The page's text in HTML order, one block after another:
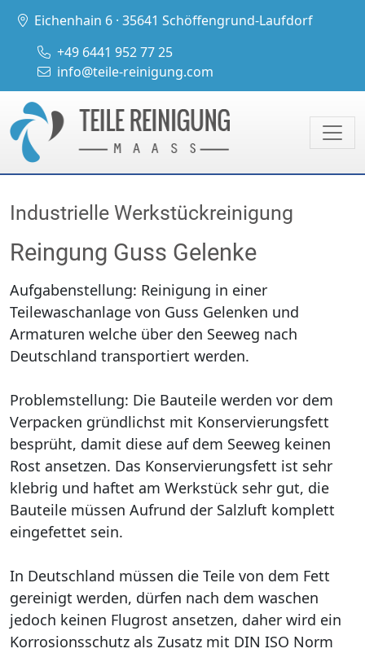
Eichenhain 6 · 35641 Schöffengrund-Laufdorf
+49 6441 952 77 25
info@teile-reinigung.com
Industrielle Werkstückreinigung
Reingung Guss Gelenke
Aufgabenstellung: Reinigung in einer
Teilewaschanlage von Guss Gelenken und
Armaturen welche über den Seeweg nach
Deutschland transportiert werden.
Problemstellung: Die Bauteile werden vor dem
Verpacken gründlichst mit Konservierungsfett
besprüht, damit diese auf dem Seeweg keinen
Rost ansetzen. Das Konservierungsfett ist sehr
klebrig und haftet am Werkstück sehr gut, die
Bauteile müssen Aufrund der Salzluft komplett
eingefettet sein.
In Deutschland müssen die Teile von dem Fett
gereinigt werden, dürfen nach dem waschen
jedoch keinen Flugrost ansetzen, daher wird ein
Korrosionsschutz als Zusatz mit DIN ISO Norm